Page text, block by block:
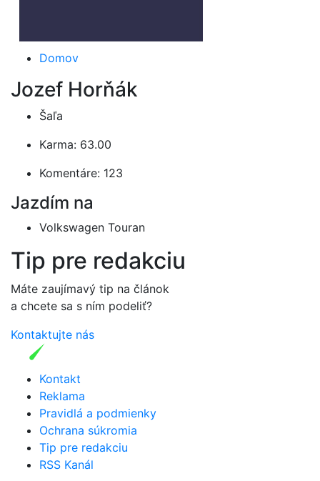
Domov
Jozef Horňák
Šaľa
Karma: 63.00
Komentáre: 123
Jazdím na
Volkswagen Touran
Tip pre redakciu
Máte zaujímavý tip na článok
a chcete sa s ním podeliť?
Kontaktujte nás
Kontakt
Reklama
Pravidlá a podmienky
Ochrana súkromia
Tip pre redakciu
RSS Kanál